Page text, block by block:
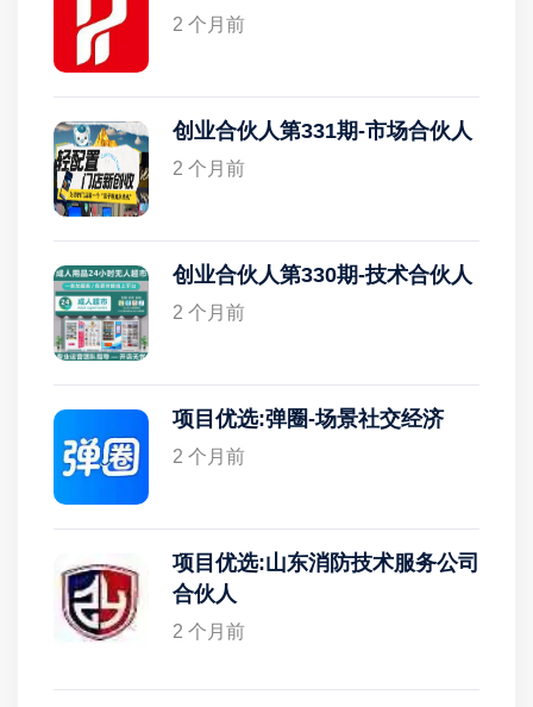
2 个月前
创业合伙人第331期-市场合伙人
2 个月前
创业合伙人第330期-技术合伙人
2 个月前
项目优选:弹圈-场景社交经济
2 个月前
项目优选:山东消防技术服务公司
合伙人
2 个月前